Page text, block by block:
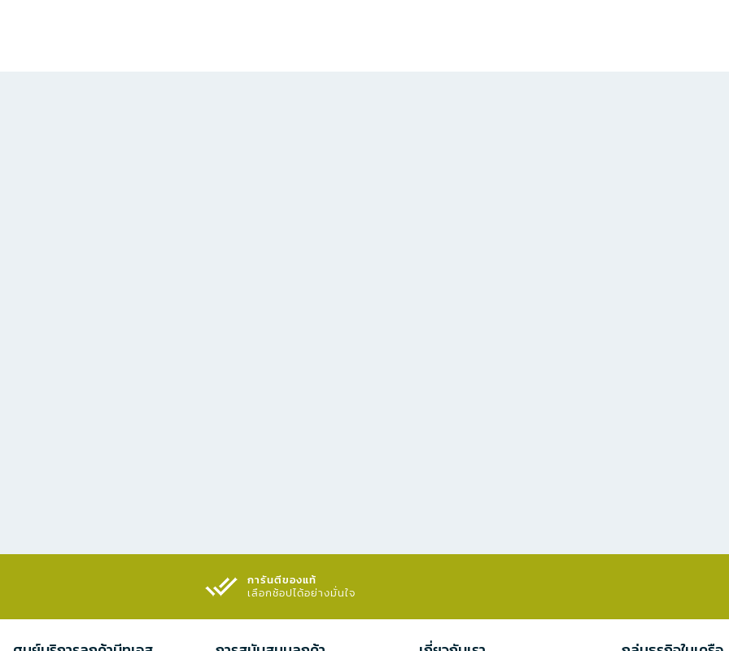
การันตีของแท้
เลือกช้อปได้อย่างมั่นใจ​